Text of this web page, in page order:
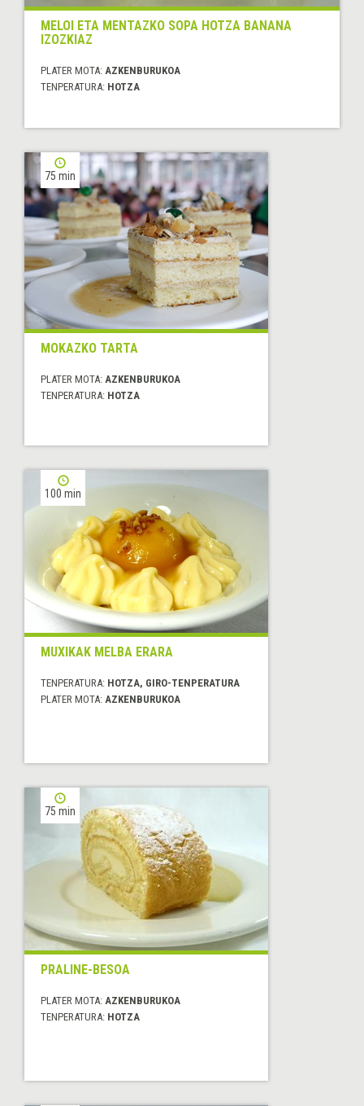
MELOI ETA MENTAZKO SOPA HOTZA BANANA
IZOZKIAZ
PLATER MOTA: AZKENBURUKOA
TENPERATURA: HOTZA
75 min
MOKAZKO TARTA
PLATER MOTA: AZKENBURUKOA
TENPERATURA: HOTZA
100 min
MUXIKAK MELBA ERARA
TENPERATURA: HOTZA, GIRO-TENPERATURA
PLATER MOTA: AZKENBURUKOA
75 min
PRALINE-BESOA
PLATER MOTA: AZKENBURUKOA
TENPERATURA: HOTZA